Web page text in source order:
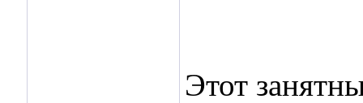
Этот